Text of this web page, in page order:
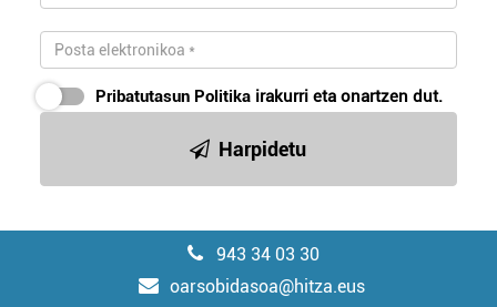
Pribatutasun Politika irakurri eta onartzen dut.
Harpidetu
943 34 03 30
oarsobidasoa@hitza.eus